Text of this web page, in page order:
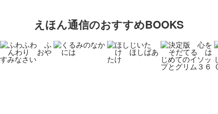
えほん通信のおすすめBOOKS